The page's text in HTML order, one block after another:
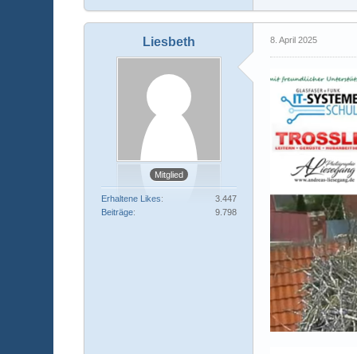
Liesbeth
Mitglied
Erhaltene Likes
3.447
Beiträge
9.798
8. April 2025